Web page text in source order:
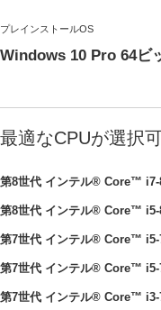
プレインストールOS
Windows 10 Pro 64ビ
最適なCPUが選択
第8世代 インテル® Core™
第8世代 インテル® Core™
第7世代 インテル® Core™
第7世代 インテル® Core™ i5-
第7世代 インテル® Core™ i3-